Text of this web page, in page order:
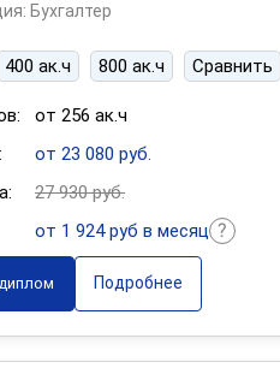
Бухгалтер
400 ак.ч 800 ак.ч Сравнить
от 256 ак.ч
от 23 080 руб.
27 930 руб.
от 1 924 руб в месяц
Подробнее